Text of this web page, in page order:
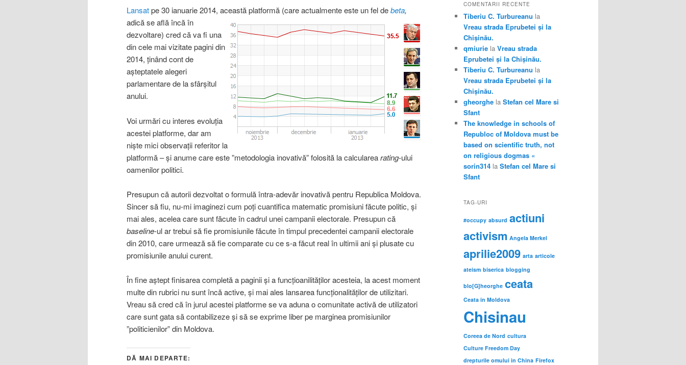
Lansatpe 30 ianuarie 2014, această platformă (care actualmente este un fel debeta,
adică se află încă în
dezvoltare) cred că va fi una
din cele mai vizitate pagini din
2014, ținând cont de
așteptatele alegeri
parlamentare de la sfârșitul
anului.
Voi urmări cu interes evoluția
acestei platforme, dar am
niște mici observații referitor la
platformă – și anume care este ”metodologia inovativă” folosită la calcularearating-ului
oamenilor politici.
Presupun că autorii dezvoltat o formulă întra-adevăr inovativă pentru Republica Moldova.
Sincer să fiu, nu-mi imaginezi cum poți cuantifica matematic promisiuni făcute politic, și
mai ales, acelea care sunt făcute în cadrul unei campanii electorale. Presupun că
baseline-ul ar trebui să fie promisiunile făcute în timpul precedentei campanii electorale
din 2010, care urmează să fie comparate cu ce s-a făcut real în ultimii ani și plusate cu
promisiunile anului curent.
În fine aștept finisarea completă a paginii și a funcțioanilităților acesteia, la acest moment
multe din rubrici nu sunt încă active, și mai ales lansarea funcționalităților de utilizitari.
Vreau să cred că în jurul acestei platforme se va aduna o comunitate activă de utilizatori
care sunt gata să contabilizeze și să se exprime liber pe marginea promisiunilor
”politicienilor” din Moldova.
DĂ MAI DEPARTE:
COMENTARII RECENTE
Tiberiu C. Turbureanu la
Vreau strada Eprubetei și la
Chișinău.
qmiurie la Vreau strada
Eprubetei și la Chișinău.
Tiberiu C. Turbureanu la
Vreau strada Eprubetei și la
Chișinău.
gheorghe la Stefan cel Mare si
Sfant
The knowledge in schools of
Republoc of Moldova must be
based on scientific truth, not
on religious dogmas «
sorin314 la Stefan cel Mare si
Sfant
TAG-URI
#occupy absurd actiuni
activism Angela Merkel
aprilie2009 arta articole
ateism biserica blogging
blo[G]heorghe ceata
Ceata in Moldova
Chisinau
Coreea de Nord cultura
Culture Freedom Day
drepturile omului in China Firefox